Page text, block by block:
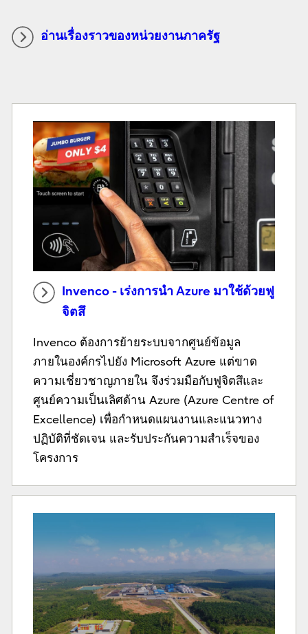
อ่านเรื่องราวของหน่วยงานภาครัฐ
Invenco - เร่งการนำ Azure มาใช้ด้วยฟู
จิตสึ
Invenco ต้องการย้ายระบบจากศูนย์ข้อมูล
ภายในองค์กรไปยัง Microsoft Azure แต่ขาด
ความเชี่ยวชาญภายใน จึงร่วมมือกับฟูจิตสึและ
ศูนย์ความเป็นเลิศด้าน Azure (Azure Centre of
Excellence) เพื่อกำหนดแผนงานและแนวทาง
ปฏิบัติที่ชัดเจน และรับประกันความสำเร็จของ
โครงการ